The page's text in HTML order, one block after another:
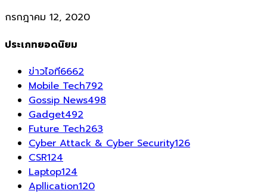
กรกฎาคม 12, 2020
ประเภทยอดนิยม
ข่าวไอที6662
Mobile Tech792
Gossip News498
Gadget492
Future Tech263
Cyber Attack & Cyber Security126
CSR124
Laptop124
Apllication120